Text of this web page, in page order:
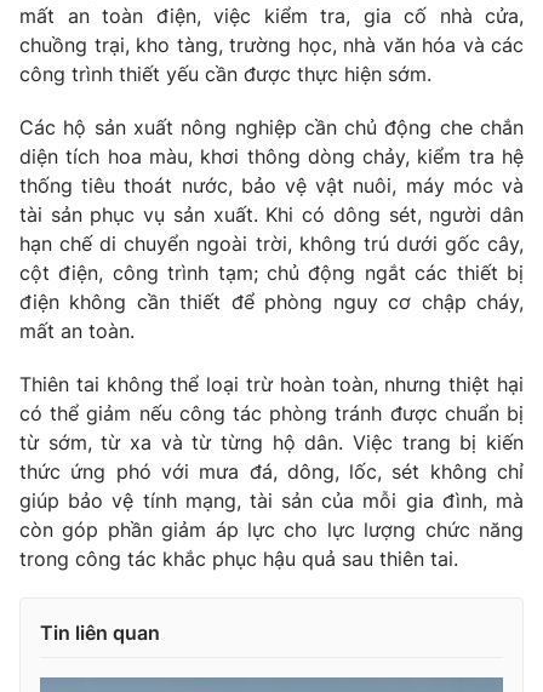
mất an toàn điện, việc kiểm tra, gia cố nhà cửa,
chuồng trại, kho tàng, trường học, nhà văn hóa và các
công trình thiết yếu cần được thực hiện sớm.
Các hộ sản xuất nông nghiệp cần chủ động che chắn
diện tích hoa màu, khơi thông dòng chảy, kiểm tra hệ
thống tiêu thoát nước, bảo vệ vật nuôi, máy móc và
tài sản phục vụ sản xuất. Khi có dông sét, người dân
hạn chế di chuyển ngoài trời, không trú dưới gốc cây,
cột điện, công trình tạm; chủ động ngắt các thiết bị
điện không cần thiết để phòng nguy cơ chập cháy,
mất an toàn.
Thiên tai không thể loại trừ hoàn toàn, nhưng thiệt hại
có thể giảm nếu công tác phòng tránh được chuẩn bị
từ sớm, từ xa và từ từng hộ dân. Việc trang bị kiến
thức ứng phó với mưa đá, dông, lốc, sét không chỉ
giúp bảo vệ tính mạng, tài sản của mỗi gia đình, mà
còn góp phần giảm áp lực cho lực lượng chức năng
trong công tác khắc phục hậu quả sau thiên tai.
Tin liên quan